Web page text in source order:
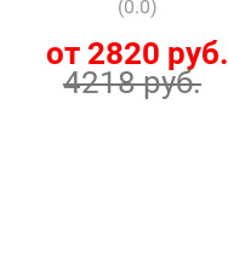
(0.0)
от 2820 руб.
4218 руб.